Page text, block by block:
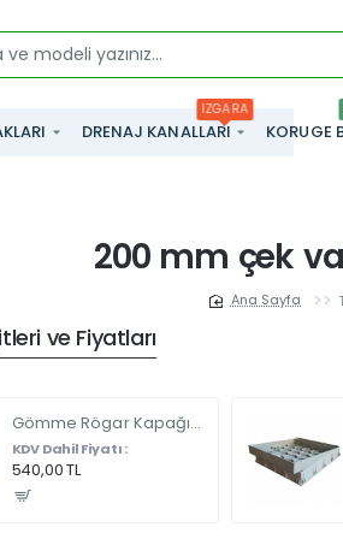
DRENAJ KANALLARI
IZGARA
KORUGE
200 mm çek
ve Fiyatları
Gömme Rögar Kapağı - Seramik - Fayans Ve Mermer Zeminlerde - Gizli Çerçeve Kapak 35 X 35 - ÇİFT KULPLU
KDV Dahil Fiyatı :
540,00 TL